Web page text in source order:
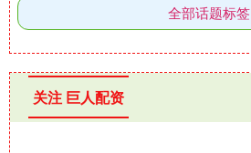
全部话题标签
关注 巨人配资